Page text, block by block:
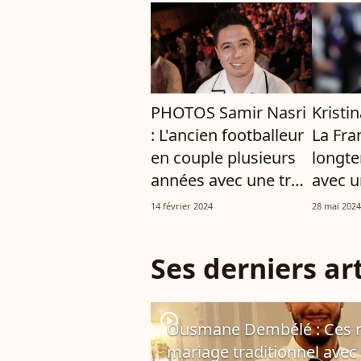
PHOTOS Samir Nasri
: L'ancien footballeur
en couple plusieurs
années avec une très
jolie joueuse de
14 février 2024
La
avec
28 mai 2024
Ses derniers
player2Ousmane Dembélé :
mariage traditionnel